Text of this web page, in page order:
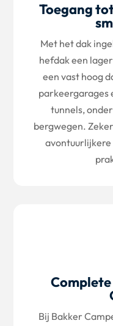
Toegang
Met het dak
hefdak een
een vast hoog
parkeergarages
tunnels,
bergwegen.
avontuurlijkere
Bij Bakker